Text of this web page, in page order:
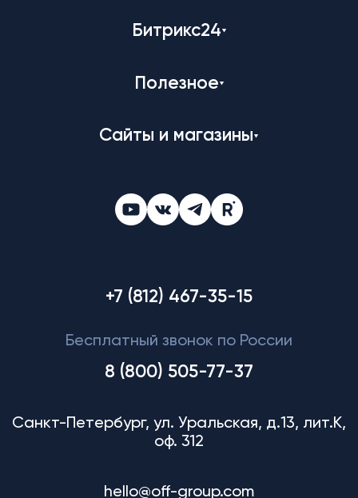
Битрикс24
Полезное
Сайты и магазины
+7 (812) 467-35-15
Бесплатный звонок по России
8 (800) 505-77-37
Санкт-Петербург, ул. Уральская, д.13, лит.К,
оф. 312
hello@off-group.com